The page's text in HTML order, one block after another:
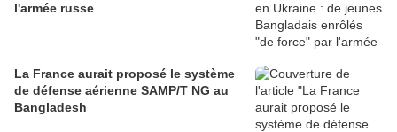
l'armée russe
La France aurait proposé le système
de défense aérienne SAMP/T NG au
Bangladesh